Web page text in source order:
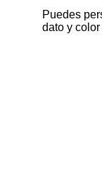
Puedes
dato y